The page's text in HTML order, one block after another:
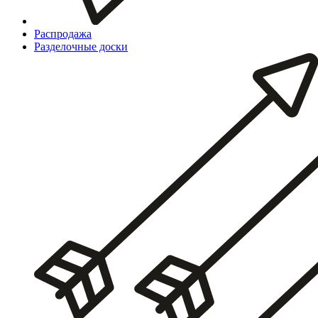
Распродажа
Разделочные доски